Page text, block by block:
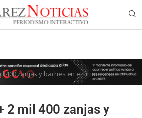
400 zanjas y baches en el último año
2 mil 400 zanjas y